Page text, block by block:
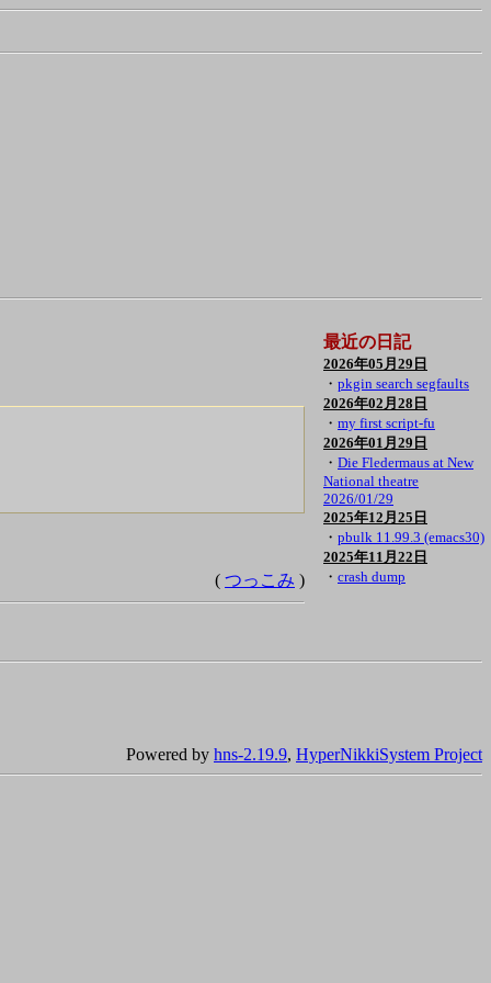
( つっこみ )
最近の日記
2026年05月29日
・ pkgin search segfaults
2026年02月28日
・ my first script-fu
2026年01月29日
・ Die Fledermaus at New
National theatre
2026/01/29
2025年12月25日
・ pbulk 11.99.3 (emacs30)
2025年11月22日
・ crash dump
Powered by hns-2.19.9, HyperNikkiSystem Project